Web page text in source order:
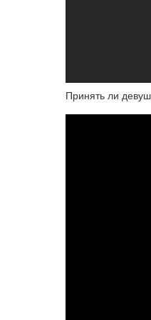
Принять ли